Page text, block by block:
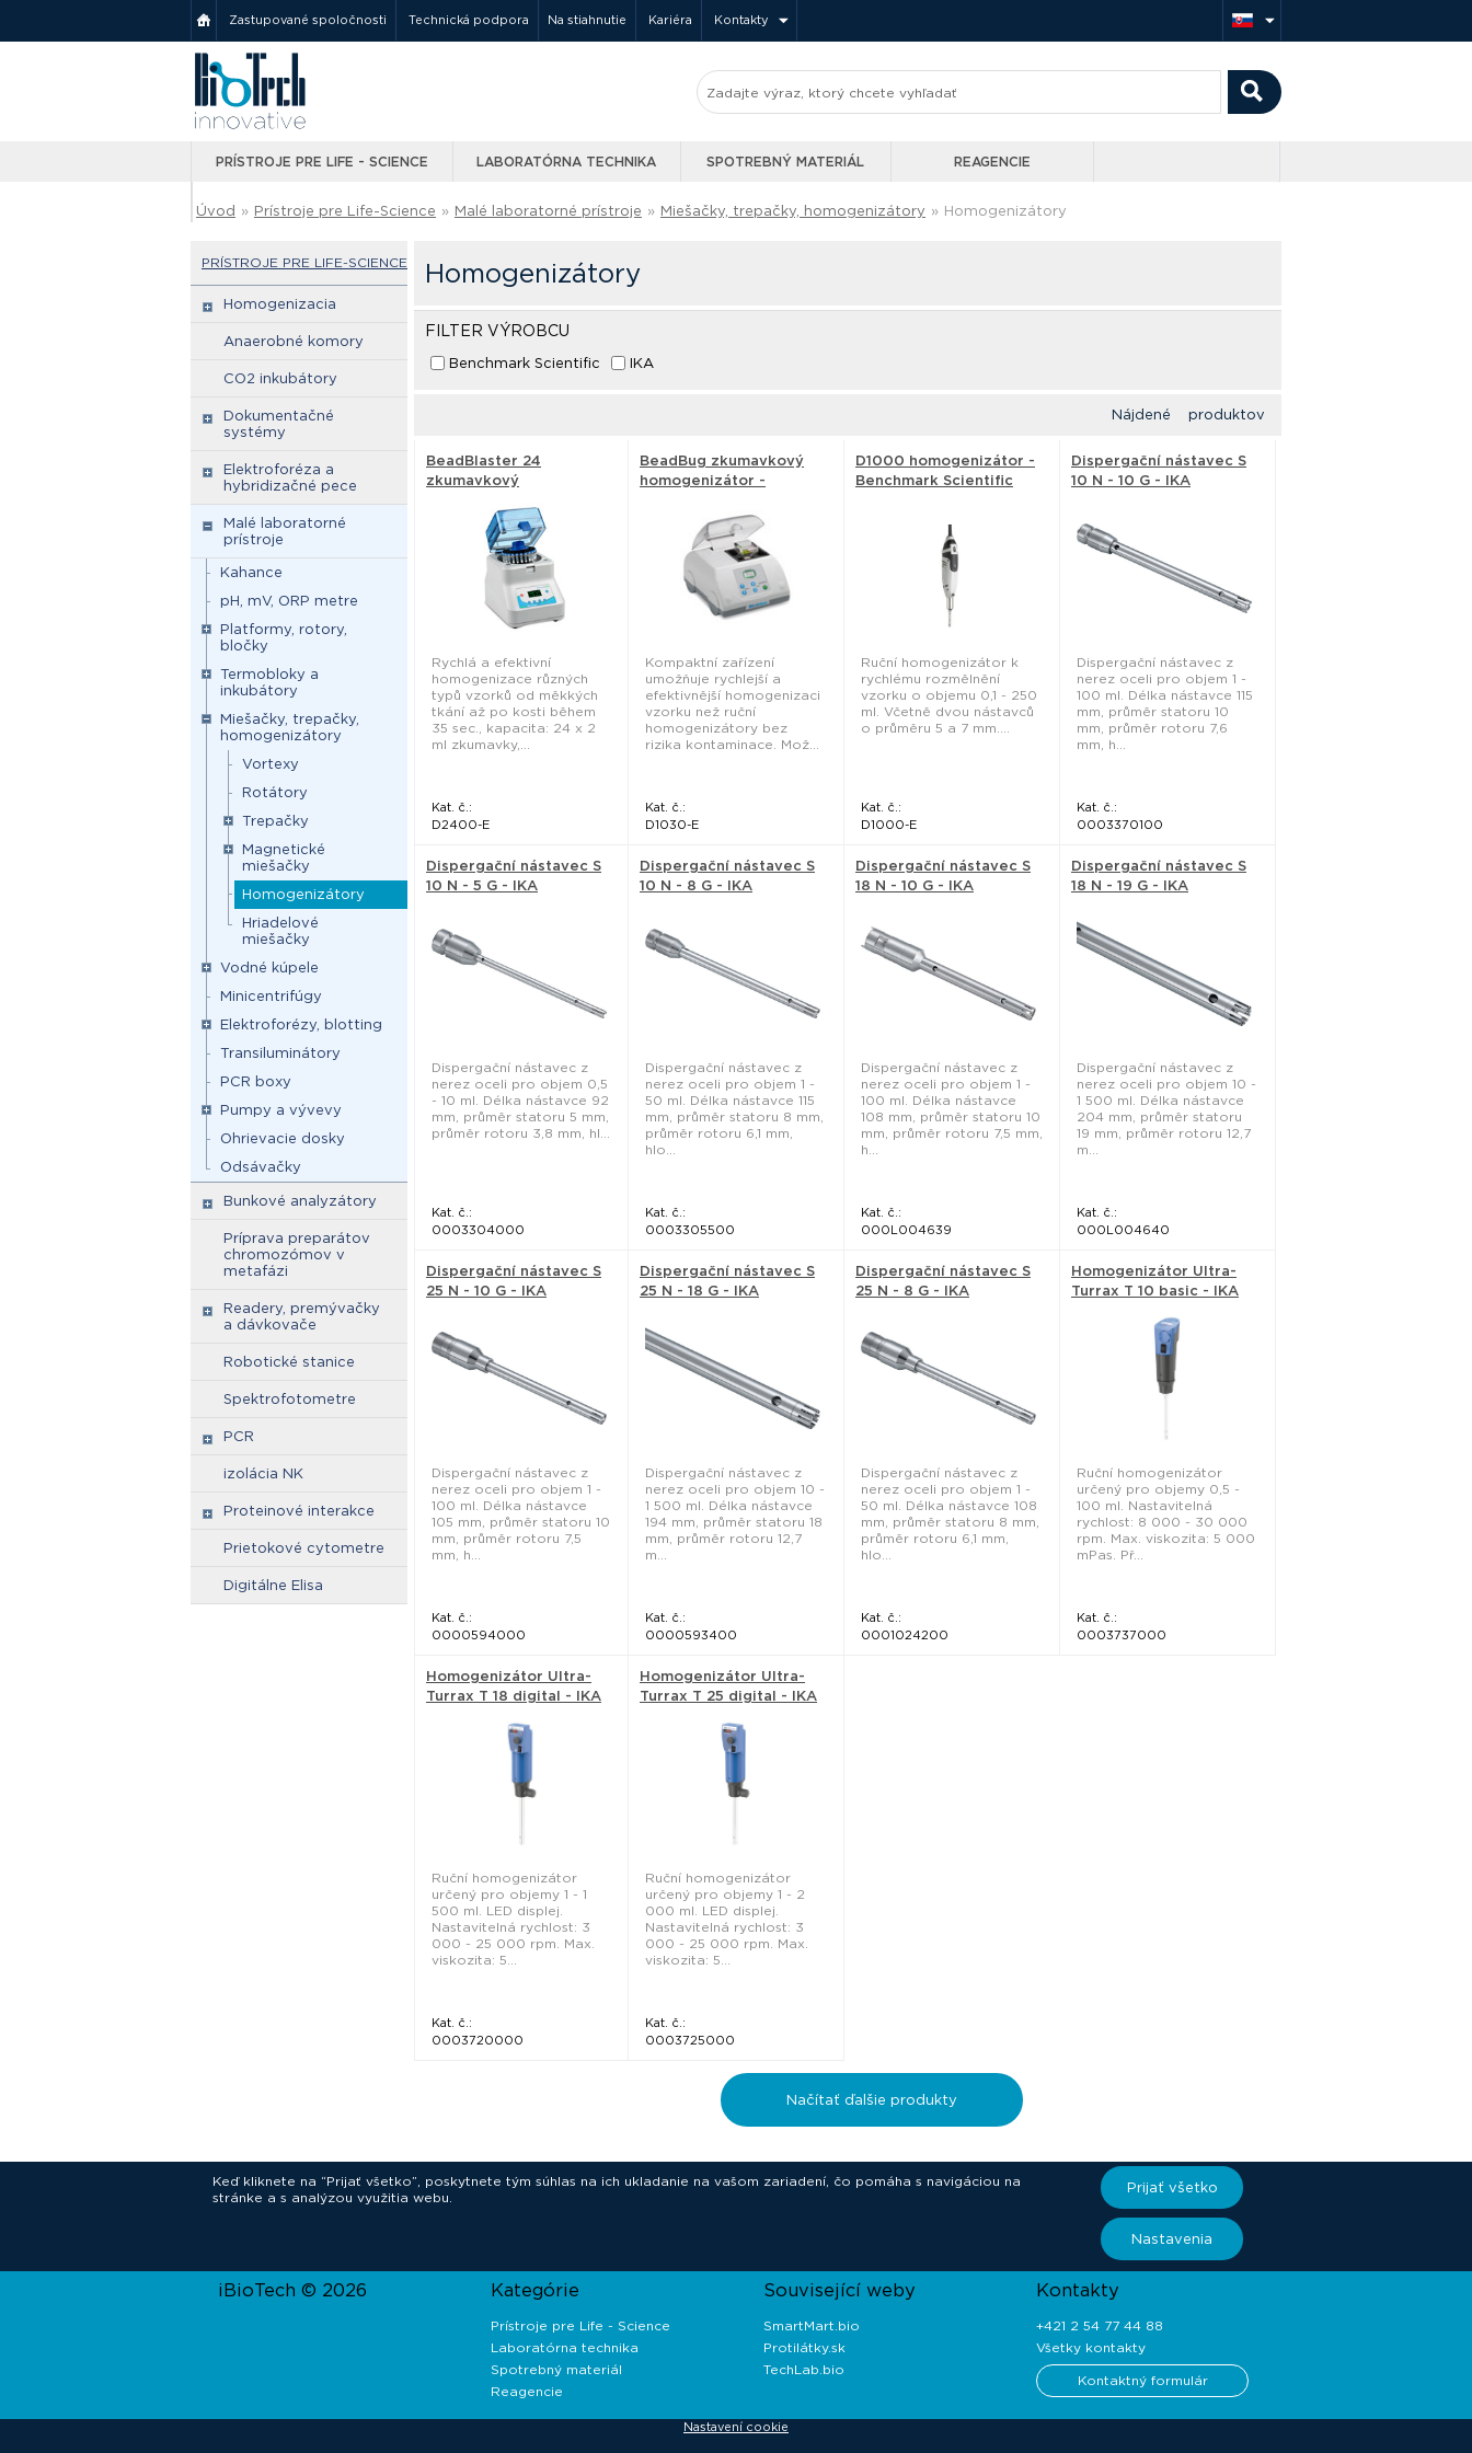
Zastupované spoločnosti Technická podpora Na stiahnutie Kariéra Kontakty
PRÍSTROJE PRE LIFE - SCIENCE LABORATÓRNA TECHNIKA SPOTREBNÝ MATERIÁL REAGENCIE
Úvod » Prístroje pre Life-Science » Malé laboratorné prístroje » Miešačky, trepačky, homogenizátory » Homogenizátory
PRÍSTROJE PRE LIFE-SCIENCE
Homogenizacia
Anaerobné komory
CO2 inkubátory
Dokumentačné
systémy
Elektroforéza a
hybridizačné pece
Malé laboratorné
prístroje
Kahance
pH, mV, ORP metre
Platformy, rotory,
bločky
Termobloky a
inkubátory
Miešačky, trepačky,
homogenizátory
Vortexy
Rotátory
Trepačky
Magnetické
miešačky
Homogenizátory
Hriadelové
miešačky
Vodné kúpele
Minicentrifúgy
Elektroforézy, blotting
Transiluminátory
PCR boxy
Pumpy a vývevy
Ohrievacie dosky
Odsávačky
Bunkové analyzátory
Príprava preparátov
chromozómov v
metafázi
Readery, premývačky
a dávkovače
Robotické stanice
Spektrofotometre
PCR
izolácia NK
Proteinové interakce
Prietokové cytometre
Digitálne Elisa
Homogenizátory
FILTER VÝROBCU
Benchmark Scientific IKA
Nájdené produktov
BeadBlaster 24
zkumavkový
Benchmark Scientific
Rychlá a efektivní
homogenizace různých
typů vzorků od měkkých
tkání až po kosti během
35 sec., kapacita: 24 x 2
ml zkumavky,...
Kat. č.:
D2400-E
BeadBug zkumavkový
homogenizátor -
Kompaktní zařízení
umožňuje rychlejší a
efektivnější homogenizaci
vzorku než ruční
homogenizátory bez
rizika kontaminace. Mož...
Kat. č.:
D1030-E
D1000 homogenizátor -
Benchmark Scientific
Ruční homogenizátor k
rychlému rozmělnění
vzorku o objemu 0,1 - 250
ml. Včetně dvou nástavců
o průměru 5 a 7 mm....
Kat. č.:
D1000-E
Dispergační nástavec S
10 N - 10 G - IKA
Dispergační nástavec z
nerez oceli pro objem 1 -
100 ml. Délka nástavce 115
mm, průměr statoru 10
mm, průměr rotoru 7,6
mm, h...
Kat. č.:
0003370100
Dispergační nástavec S
10 N - 5 G - IKA
Dispergační nástavec z
nerez oceli pro objem 0,5
- 10 ml. Délka nástavce 92
mm, průměr statoru 5 mm,
průměr rotoru 3,8 mm, hl...
Kat. č.:
0003304000
Dispergační nástavec S
10 N - 8 G - IKA
Dispergační nástavec z
nerez oceli pro objem 1 -
50 ml. Délka nástavce 115
mm, průměr statoru 8 mm,
průměr rotoru 6,1 mm,
hlo...
Kat. č.:
0003305500
Dispergační nástavec S
18 N - 10 G - IKA
Dispergační nástavec z
nerez oceli pro objem 1 -
100 ml. Délka nástavce
108 mm, průměr statoru 10
mm, průměr rotoru 7,5 mm,
h...
Kat. č.:
000L004639
Dispergační nástavec S
18 N - 19 G - IKA
Dispergační nástavec z
nerez oceli pro objem 10 -
1 500 ml. Délka nástavce
204 mm, průměr statoru
19 mm, průměr rotoru 12,7
m...
Kat. č.:
000L004640
Dispergační nástavec S
25 N - 10 G - IKA
Dispergační nástavec z
nerez oceli pro objem 1 -
100 ml. Délka nástavce
105 mm, průměr statoru 10
mm, průměr rotoru 7,5
mm, h...
Kat. č.:
0000594000
Dispergační nástavec S
25 N - 18 G - IKA
Dispergační nástavec z
nerez oceli pro objem 10 -
1 500 ml. Délka nástavce
194 mm, průměr statoru 18
mm, průměr rotoru 12,7
m...
Kat. č.:
0000593400
Dispergační nástavec S
25 N - 8 G - IKA
Dispergační nástavec z
nerez oceli pro objem 1 -
50 ml. Délka nástavce 108
mm, průměr statoru 8 mm,
průměr rotoru 6,1 mm,
hlo...
Kat. č.:
0001024200
Homogenizátor Ultra-
Turrax T 10 basic - IKA
Ruční homogenizátor
určený pro objemy 0,5 -
100 ml. Nastavitelná
rychlost: 8 000 - 30 000
rpm. Max. viskozita: 5 000
mPas. Př...
Kat. č.:
0003737000
Homogenizátor Ultra-
Turrax T 18 digital - IKA
Ruční homogenizátor
určený pro objemy 1 - 1
500 ml. LED displej.
Nastavitelná rychlost: 3
000 - 25 000 rpm. Max.
viskozita: 5...
Kat. č.:
0003720000
Homogenizátor Ultra-
Turrax T 25 digital - IKA
Ruční homogenizátor
určený pro objemy 1 - 2
000 ml. LED displej.
Nastavitelná rychlost: 3
000 - 25 000 rpm. Max.
viskozita: 5...
Kat. č.:
0003725000
Načítať ďalšie produkty
Keď kliknete na “Prijať všetko”, poskytnete tým súhlas na ich ukladanie na vašom zariadení, čo pomáha s navigáciou na
stránke a s analýzou využitia webu.
Prijať všetko
Nastavenia
iBioTech © 2026 Kategórie
Prístroje pre Life - Science
Laboratórna technika
Spotrebný materiál
Reagencie
Související weby
SmartMart.bio
Protilátky.sk
TechLab.bio
Kontakty
+421 2 54 77 44 88
Všetky kontakty
Kontaktný formulár
Nastavení cookie